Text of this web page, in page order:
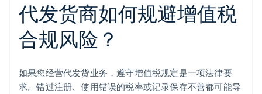
代发货商如何规避增值税
合规风险？
如果您经营代发货业务，遵守增值税规定是一项法律要
求。错过注册、使用错误的税率或记录保存不善都可能导